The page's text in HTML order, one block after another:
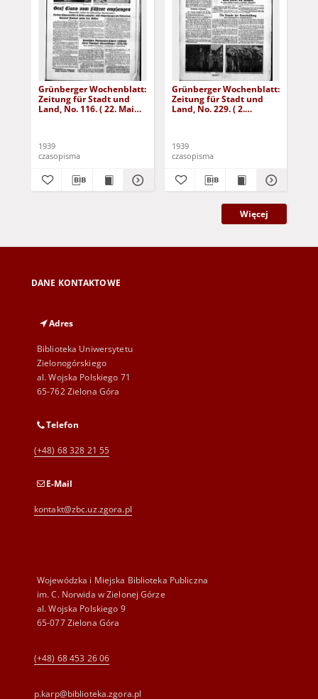
Grünberger Wochenblatt:
Zeitung für Stadt und
Land, No. 116. ( 22. Mai
1939
czasopisma
Grünberger Wochenblatt:
Zeitung für Stadt und
Land, No. 229. ( 2.
1939
czasopisma
Więcej
DANE KONTAKTOWE
Adres
Biblioteka Uniwersytetu
Zielonogórskiego
al. Wojska Polskiego 71
65-762 Zielona Góra
Telefon
(+48) 68 328 21 55
E-Mail
kontakt@zbc.uz.zgora.pl
Wojewódzka i Miejska Biblioteka Publiczna
im. C. Norwida w Zielonej Górze
al. Wojska Polskiego 9
65-077 Zielona Góra
(+48) 68 453 26 06
p.karp@biblioteka.zgora.pl